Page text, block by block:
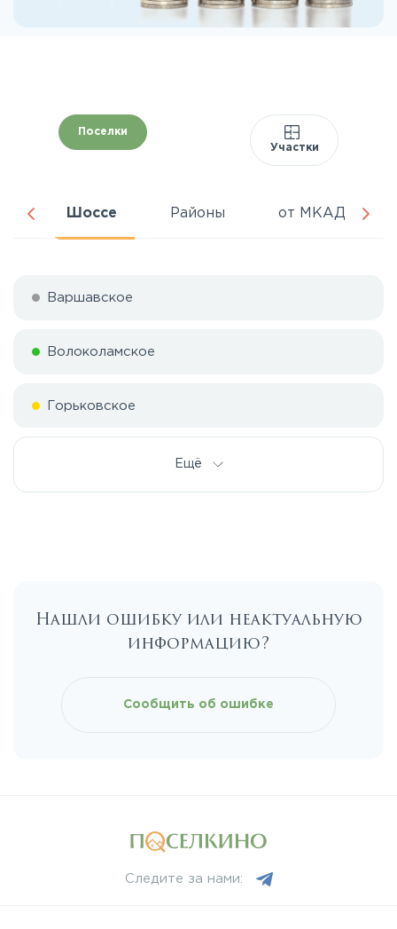
Поселки
Участки
Шоссе Районы от МКАД
Варшавское
Волоколамское
Горьковское
Каширское
Ещё
Нашли ошибку или неактуальную
информацию?
Сообщить об ошибке
Следите за нами: